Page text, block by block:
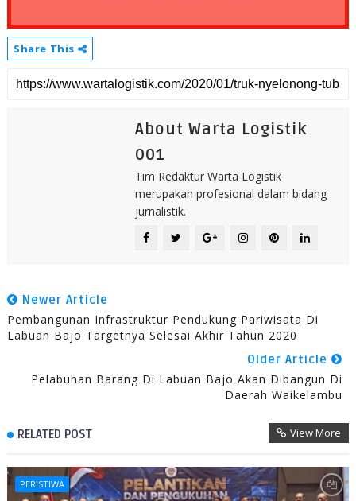
Share This
About Warta Logistik
001
Tim Redaktur Warta Logistik
merupakan profesional dalam bidang
jurnalistik.
Newer Article
Pembangunan Infrastruktur Pendukung Pariwisata Di
Labuan Bajo Targetnya Selesai Akhir Tahun 2020
Older Article
Pelabuhan Barang Di Labuan Bajo Akan Dibangun Di
Daerah Waikelambu
RELATED POST View More
PERISTIWA